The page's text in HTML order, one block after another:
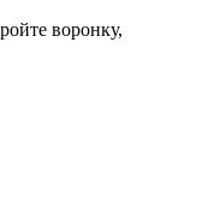
воронку,